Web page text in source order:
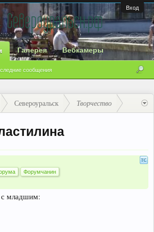
Вход
сообщения
Галерея Вебкамеры
Североуральск Творчество
Форумчанин
с младшим: